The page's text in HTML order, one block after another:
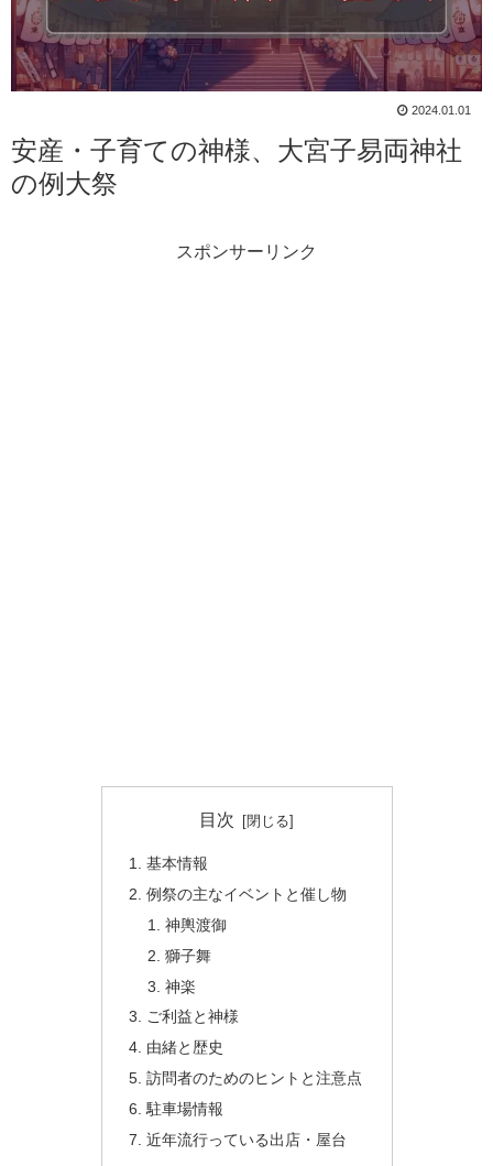
2024.01.01
安産・子育ての神様、大宮子易両神社
の例大祭
スポンサーリンク
目次
基本情報
例祭の主なイベントと催し物
神輿渡御
獅子舞
神楽
ご利益と神様
由緒と歴史
訪問者のためのヒントと注意点
駐車場情報
近年流行っている出店・屋台